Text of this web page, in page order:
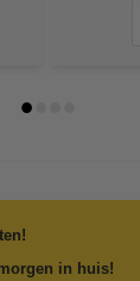
in huis!